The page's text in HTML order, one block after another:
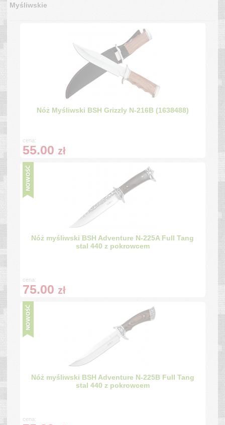
Myśliwskie
Nóż Myśliwski BSH Grizzly N-216B (1638488)
cena:
55.00 zł
Nóż myśliwski BSH Adventure N-225A Full Tang
stal 440 z pokrowcem
cena:
75.00 zł
Nóż myśliwski BSH Adventure N-225B Full Tang
stal 440 z pokrowcem
cena: